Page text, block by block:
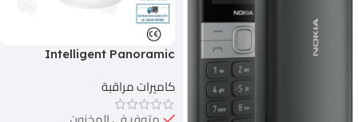
Intelligent Panoramic
كاميرات مراقبة